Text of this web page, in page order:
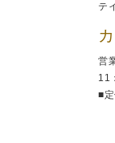
テ
営
11
■